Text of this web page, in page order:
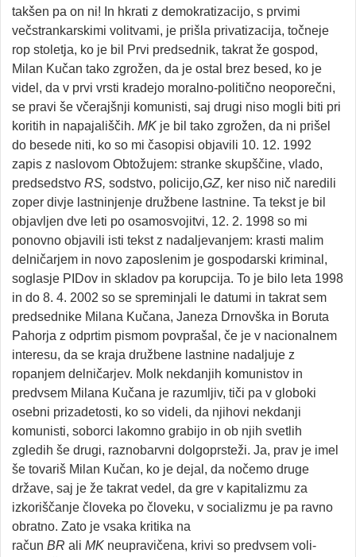
takšen pa on ni! In hkrati z demokratizacijo, s prvimi
večstrankarskimi volitvami, je prišla privatizacija, točneje
rop stoletja, ko je bil Prvi predsednik, takrat že gospod,
Milan Kučan tako zgrožen, da je ostal brez besed, ko je
videl, da v prvi vrsti kradejo moralno-politično neoporečni,
se pravi še včerajšnji komunisti, saj drugi niso mogli biti pri
koritih in napajališčih. MK je bil tako zgrožen, da ni prišel
do besede niti, ko so mi časopisi objavili 10. 12. 1992
zapis z naslovom Obtožujem: stranke skupščine, vlado,
predsedstvo RS, sodstvo, policijo,GZ, ker niso nič naredili
zoper divje lastninjenje družbene lastnine. Ta tekst je bil
objavljen dve leti po osamosvojitvi, 12. 2. 1998 so mi
ponovno objavili isti tekst z nadaljevanjem: krasti malim
delničarjem in novo zaposlenim je gospodarski kriminal,
soglasje PIDov in skladov pa korupcija. To je bilo leta 1998
in do 8. 4. 2002 so se spreminjali le datumi in takrat sem
predsednike Milana Kučana, Janeza Drnovška in Boruta
Pahorja z odprtim pismom povprašal, če je v nacionalnem
interesu, da se kraja družbene lastnine nadaljuje z
ropanjem delničarjev. Molk nekdanjih komunistov in
predvsem Milana Kučana je razumljiv, tiči pa v globoki
osebni prizadetosti, ko so videli, da njihovi nekdanji
komunisti, soborci lakomno grabijo in ob njih svetlih
zgledih še drugi, raznobarvni dolgoprsteži. Ja, prav je imel
še tovariš Milan Kučan, ko je dejal, da nočemo druge
države, saj je že takrat vedel, da gre v kapitalizmu za
izkoriščanje človeka po človeku, v socializmu je pa ravno
obratno. Zato je vsaka kritika na
račun BR ali MK neupravičena, krivi so predvsem voli-